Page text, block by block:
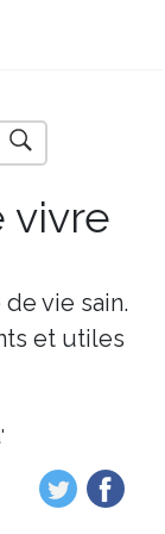
vivre
vie sain.
et utiles